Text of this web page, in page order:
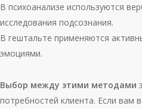
В психоанализе используются
исследования подсознания.
В гештальте применяются
эмоциями.
Выбор между этими методами
потребностей клиента. Если вам